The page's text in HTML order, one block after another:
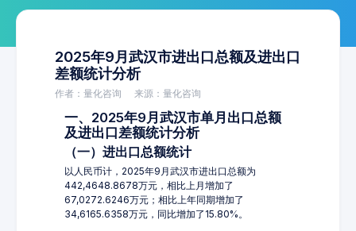
2025年9月武汉市进出口总额及进出口
差额统计分析
作者：量化咨询 来源：量化咨询
一、2025年9月武汉市单月出口总额
及进出口差额统计分析
（一）进出口总额统计
以人民币计，2025年9月武汉市进出口总额为
442,4648.8678万元，相比上月增加了
67,0272.6246万元；相比上年同期增加了
34,6165.6358万元，同比增加了15.80%。